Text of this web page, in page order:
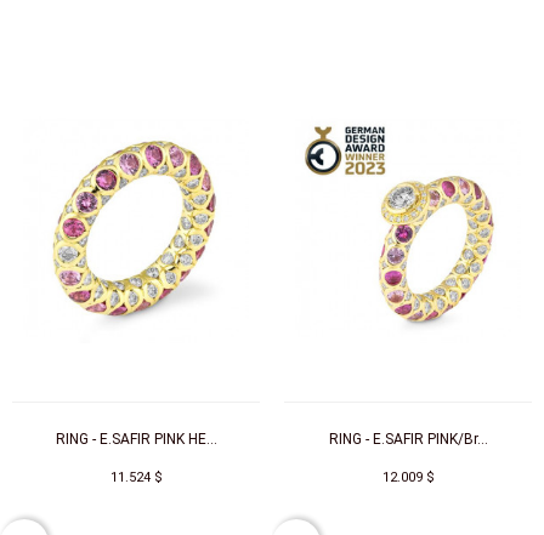
RING - E.SAFIR PINK HE...
11.524 $
RING - E.SAFIR PINK/Br...
12.009 $